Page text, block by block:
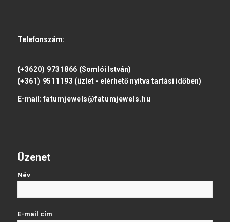
Telefonszám:
(+3620) 9731866 (Somlói István)
(+361) 9511193 (üzlet - elérhető nyitva tartási időben)
E-mail: fatumjewels@fatumjewels.hu
Üzenet
Név
E-mail cím